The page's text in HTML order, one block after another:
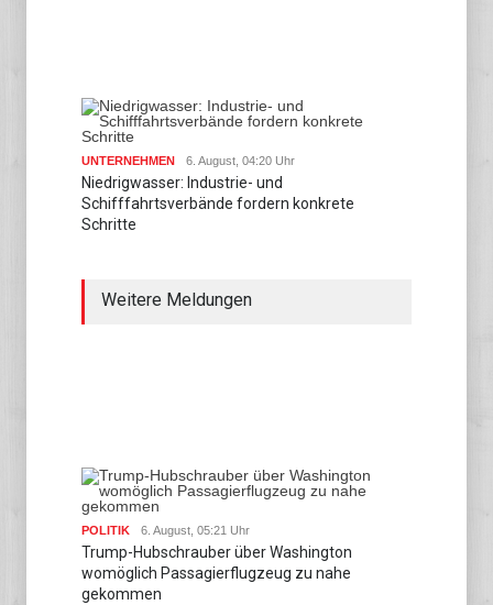
UNTERNEHMEN 6. August, 04:20 Uhr
Niedrigwasser: Industrie- und
Schifffahrtsverbände fordern konkrete
Schritte
Weitere Meldungen
POLITIK 6. August, 05:21 Uhr
Trump-Hubschrauber über Washington
womöglich Passagierflugzeug zu nahe
gekommen